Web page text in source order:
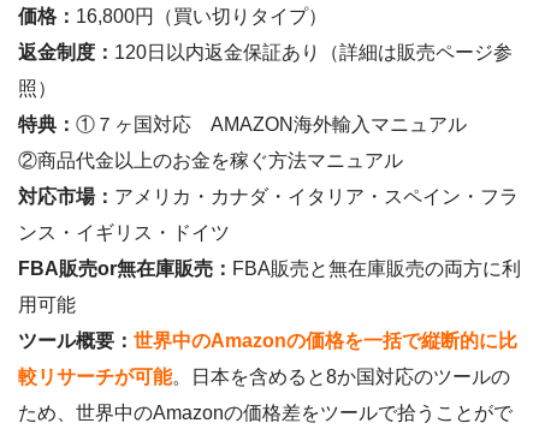
価格： 16,800円（買い切りタイプ）
返金制度： 120日以内返金保証あり（詳細は販売ページ参
照）
特典： ①７ヶ国対応 AMAZON海外輸入マニュアル
②商品代金以上のお金を稼ぐ方法マニュアル
対応市場： アメリカ・カナダ・イタリア・スペイン・フラ
ンス・イギリス・ドイツ
FBA販売or無在庫販売： FBA販売と無在庫販売の両方に利
用可能
ツール概要： 世界中のAmazonの価格を一括で縦断的に比
較リサーチが可能。日本を含めると8か国対応のツールの
ため、世界中のAmazonの価格差をツールで拾うことがで